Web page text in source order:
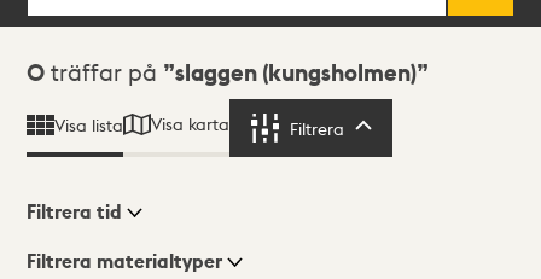
Sökresultat
0 träffar på slaggen (kungsholmen)
Visa lista Visa karta Filtrera
Visningsläge
Filtrera tid
Filtrera materialtyper